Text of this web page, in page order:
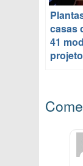
casas
41